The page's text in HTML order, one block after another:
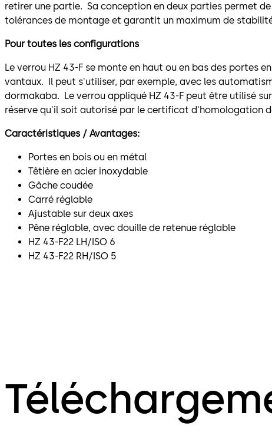
retirer une partie. Sa conception en deux parties permet
tolérances de montage et garantit un maximum de
Pour toutes les configurations
Le verrou HZ 43-F se monte en haut ou en bas des portes
vantaux. Il peut s'utiliser, par exemple, avec les
dormakaba. Le verrou appliqué HZ 43-F peut être utilisé
réserve qu'il soit autorisé par le certificat d'homologation
Caractéristiques / Avantages:
Portes en bois ou en métal
Têtière en acier inoxydable
Gâche coudée
Carré réglable
Ajustable sur deux axes
Pêne réglable, avec douille de retenue réglable
HZ 43-F22 LH/ISO 6
HZ 43-F22 RH/ISO 5